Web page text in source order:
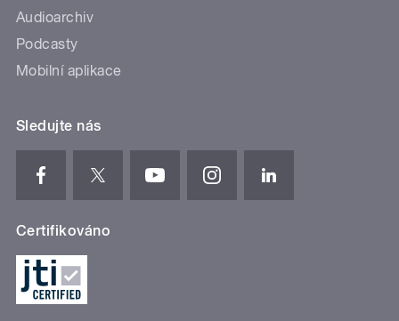
Audioarchiv
Podcasty
Mobilní aplikace
Sledujte nás
Certifikováno